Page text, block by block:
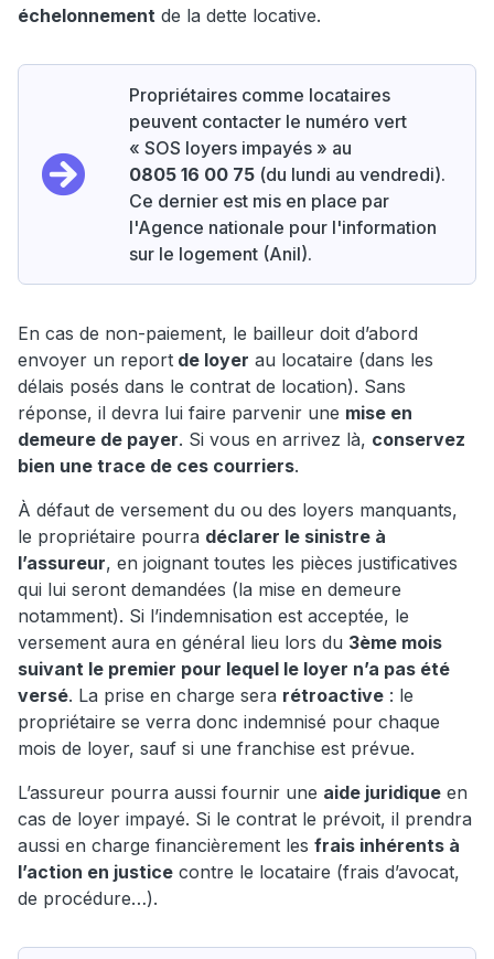
échelonnement de la dette locative.
Propriétaires comme locataires
peuvent contacter le numéro vert
« SOS loyers impayés » au
0805 16 00 75 (du lundi au vendredi).
Ce dernier est mis en place par
l'Agence nationale pour l'information
sur le logement (Anil).
En cas de non-paiement, le bailleur doit d’abord
envoyer un report de loyer au locataire (dans les
délais posés dans le contrat de location). Sans
réponse, il devra lui faire parvenir une mise en
demeure de payer. Si vous en arrivez là, conservez
bien une trace de ces courriers.
À défaut de versement du ou des loyers manquants,
le propriétaire pourra déclarer le sinistre à
l’assureur, en joignant toutes les pièces justificatives
qui lui seront demandées (la mise en demeure
notamment). Si l’indemnisation est acceptée, le
versement aura en général lieu lors du 3ème mois
suivant le premier pour lequel le loyer n’a pas été
versé. La prise en charge sera rétroactive : le
propriétaire se verra donc indemnisé pour chaque
mois de loyer, sauf si une franchise est prévue.
L’assureur pourra aussi fournir une aide juridique en
cas de loyer impayé. Si le contrat le prévoit, il prendra
aussi en charge financièrement les frais inhérents à
l’action en justice contre le locataire (frais d’avocat,
de procédure…).